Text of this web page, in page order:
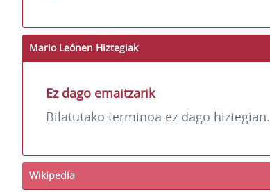
Mario Leónen Hiztegiak
Ez dago emaitzarik
Bilatutako terminoa ez dago hiztegian.
Wikipedia